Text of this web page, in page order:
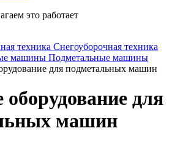
техника Снегоуборочная техника
машины Подметальные машины
для подметальных машин
оборудование для
машин